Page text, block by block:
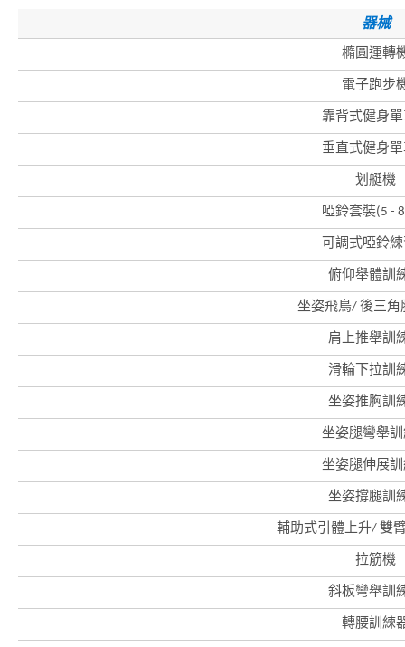
器械
橢圓運轉
電子跑步
靠背式健身
垂直式健身
划艇機
啞鈴套裝(5 -
可調式啞鈴
俯仰舉體訓
坐姿飛鳥/ 後三角
肩上推舉訓
滑輪下拉訓
坐姿推胸訓
坐姿腿彎舉
坐姿腿伸展
坐姿撐腿訓
輔助式引體上升/ 雙
拉筋機
斜板彎舉訓
轉腰訓練